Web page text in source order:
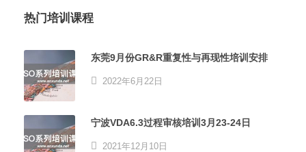
热门培训课程
东莞9月份GR&R重复性与再现性培训安排
2022年6月22日
宁波VDA6.3过程审核培训3月23-24日
2021年12月10日